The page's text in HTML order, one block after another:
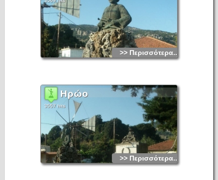
>> Περισσότερα...
Ηρώο
3557 hits
>> Περισσότερα...